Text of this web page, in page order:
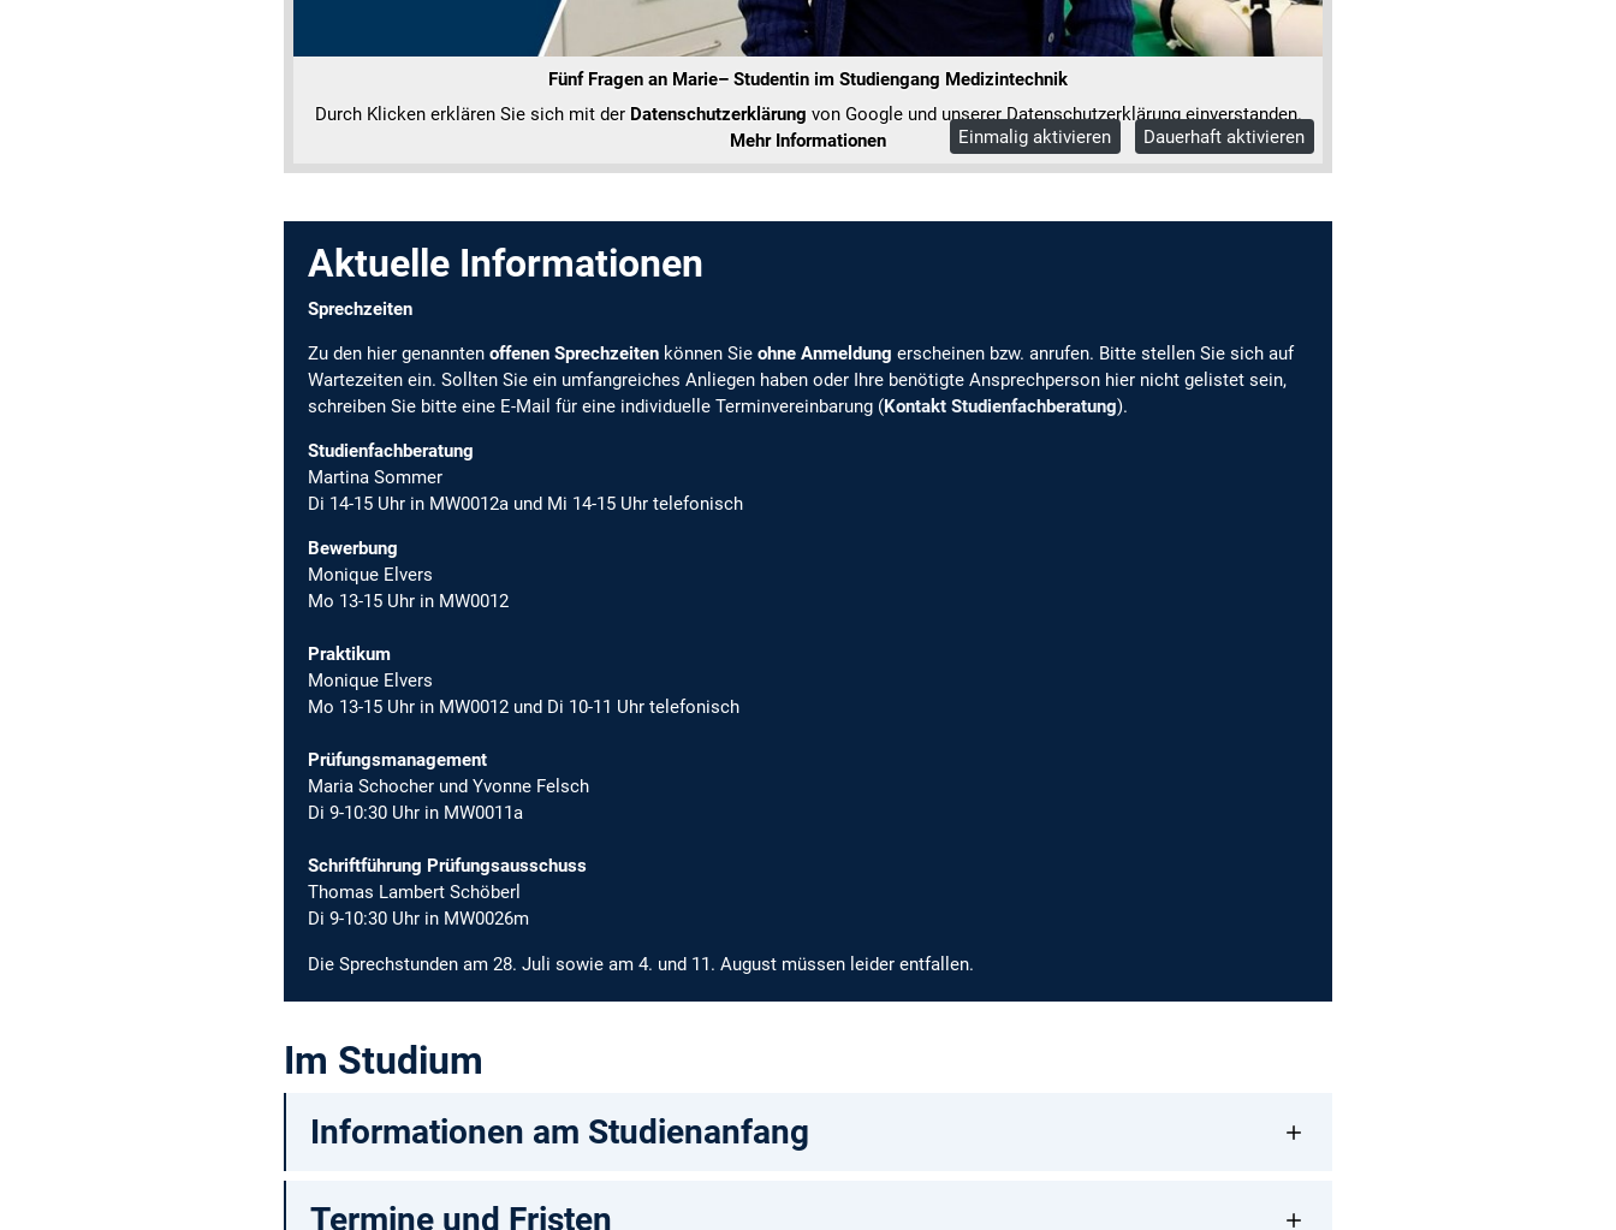
Fünf Fragen an Marie– Studentin im Studiengang Medizintechnik
Durch Klicken erklären Sie sich mit der Datenschutzerklärung von Google und unserer Datenschutzerklärung einverstanden.
Mehr Informationen
Einmalig aktivieren Dauerhaft aktivieren
Aktuelle Informationen
Sprechzeiten
Zu den hier genannten offenen Sprechzeiten können Sie ohne Anmeldung erscheinen bzw. anrufen. Bitte stellen Sie sich auf
Wartezeiten ein. Sollten Sie ein umfangreiches Anliegen haben oder Ihre benötigte Ansprechperson hier nicht gelistet sein,
schreiben Sie bitte eine E-Mail für eine individuelle Terminvereinbarung (Kontakt Studienfachberatung).
Studienfachberatung
Martina Sommer
Di 14-15 Uhr in MW0012a und Mi 14-15 Uhr telefonisch
Bewerbung
Monique Elvers
Mo 13-15 Uhr in MW0012
Praktikum
Monique Elvers
Mo 13-15 Uhr in MW0012 und Di 10-11 Uhr telefonisch
Prüfungsmanagement
Maria Schocher und Yvonne Felsch
Di 9-10:30 Uhr in MW0011a
Schriftführung Prüfungsausschuss
Thomas Lambert Schöberl
Di 9-10:30 Uhr in MW0026m
Die Sprechstunden am 28. Juli sowie am 4. und 11. August müssen leider entfallen.
Im Studium
Informationen am Studienanfang
Termine und Fristen